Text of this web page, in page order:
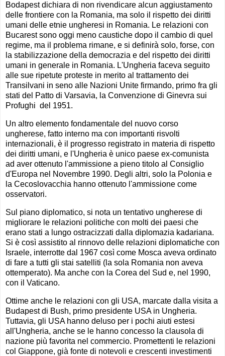
Bodapest dichiara di non rivendicare alcun aggiustamento
delle frontiere con la Romania, ma solo il rispetto dei diritti
umani delle etnie ungheresi in Romania. Le relazioni con
Bucarest sono oggi meno caustiche dopo il cambio di quel
regime, ma il problema rimane, e si definirà solo, forse, con
la stabilizzazione della democrazia e del rispetto dei diritti
umani in generale in Romania. L'Ungheria faceva seguito
alle sue ripetute proteste in merito al trattamento dei
Transilvani in seno alle Nazioni Unite firmando, primo fra gli
stati del Patto di Varsavia, la Convenzione di Ginevra sui
Profughi del 1951.
Un altro elemento fondamentale del nuovo corso
ungherese, fatto interno ma con importanti risvolti
internazionali, è il progresso registrato in materia di rispetto
dei diritti umani, e l'Ungheria è unico paese ex-comunista
ad aver ottenuto l'ammissione a pieno titolo al Consiglio
d'Europa nel Novembre 1990. Degli altri, solo la Polonia e
la Cecoslovacchia hanno ottenuto l'ammissione come
osservatori.
Sul piano diplomatico, si nota un tentativo ungherese di
migliorare le relazioni politiche con molti dei paesi che
erano stati a lungo ostracizzati dalla diplomazia kadariana.
Si è così assistito al rinnovo delle relazioni diplomatiche con
Israele, interrotte dal 1967 così come Mosca aveva ordinato
di fare a tutti gli stai satelliti (la sola Romania non aveva
ottemperato). Ma anche con la Corea del Sud e, nel 1990,
con il Vaticano.
Ottime anche le relazioni con gli USA, marcate dalla visita a
Budapest di Bush, primo presidente USA in Ungheria.
Tuttavia, gli USA hanno deluso per i pochi aiuti estesi
all'Ungheria, anche se le hanno concesso la clausola di
nazione più favorita nel commercio. Promettenti le relazioni
col Giappone, già fonte di notevoli e crescenti investimenti